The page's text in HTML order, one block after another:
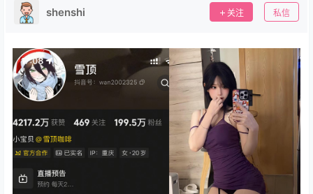
shenshi 关注 私信